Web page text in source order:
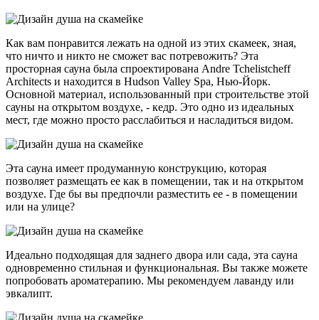
Как вам понравится лежать на одной из этих скамеек, зная,
что ничто и никто не сможет вас потревожить? Эта
просторная сауна была спроектирована Andre Tchelistcheff
Architects и находится в Hudson Valley Spa, Нью-Йорк.
Основной материал, использованный при строительстве этой
сауны на открытом воздухе, - кедр. Это одно из идеальных
мест, где можно просто расслабиться и насладиться видом.
Эта сауна имеет продуманную конструкцию, которая
позволяет размещать ее как в помещении, так и на открытом
воздухе. Где бы вы предпочли разместить ее - в помещении
или на улице?
Идеально подходящая для заднего двора или сада, эта сауна
одновременно стильная и функциональная. Вы также можете
попробовать ароматерапию. Мы рекомендуем лаванду или
эвкалипт.